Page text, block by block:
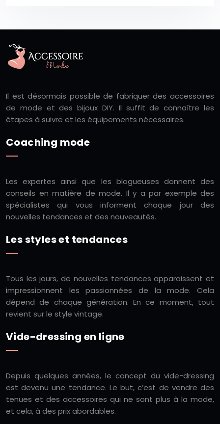
Il est désormais possible de fabriquer des accessoires
de mode et des bijoux DIY. Il suffit de connaître les
étapes à suivre et les équipements nécessaires.
Coaching mode
Les expertes ainsi que les blogueuses donnent des
conseils en matière de mode. Il y a par exemple des
spécialistes qui vous informent chaque jour des
nouvelles tendances et des nouveautés.
Les styles et tendances
Tous les jours, de nouvelles tendances apparaissent et
impressionnent les passionnées de la mode. Cela
dépend de chaque génération. En ce moment, tout
revient sur le style vintage.
Vide-dressing en ligne
Depuis quelques années, le concept du vide-dressing
est devenu une tendance. Le but, c’est de vendre des
tenues et des accessoires qui ne sont plus à la mode,
et cela, à des prix abordables.